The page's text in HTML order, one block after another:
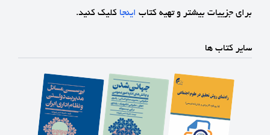
برای جزییات بیشتر و تهیه کتاب اینجا کلیک کنید.
سایر کتاب ها